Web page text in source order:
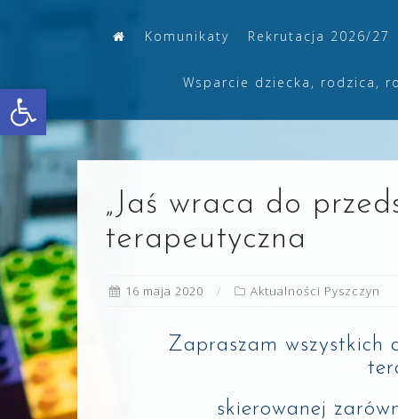
Otwórz pasek narzędzi
Komunikaty Rekrutacja 2026/27
Wsparcie dziecka, rodzica,
„Jaś wraca do
terapeutyczna
16 maja 2020 Aktualności Pyszczyn
Zapraszam wszystkich
skierowanej